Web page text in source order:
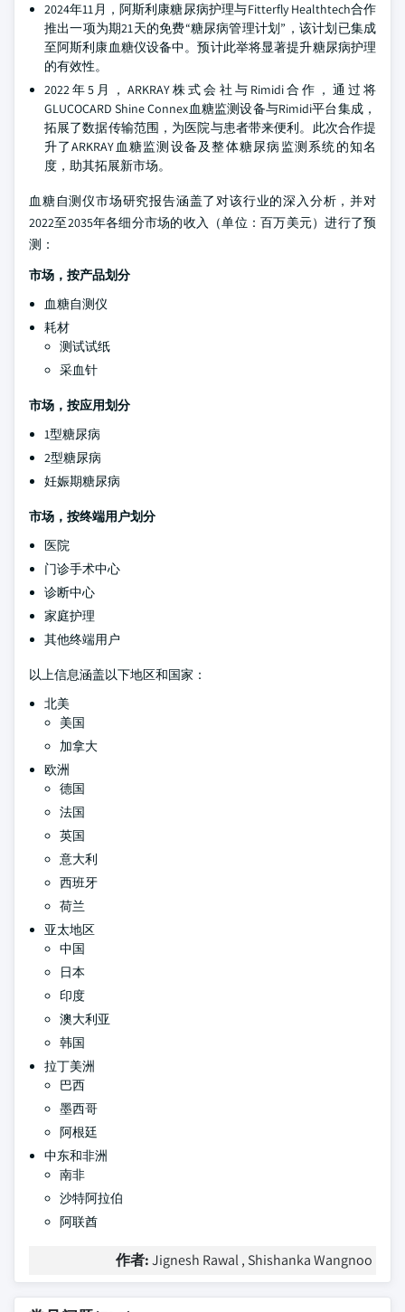
2024年11月，阿斯利康糖尿病护理与Fitterfly Healthtech合作
推出一项为期21天的免费“糖尿病管理计划”，该计划已集成
至阿斯利康血糖仪设备中。预计此举将显著提升糖尿病护理
的有效性。
2022年5月，ARKRAY株式会社与Rimidi合作，通过将
GLUCOCARD Shine Connex血糖监测设备与Rimidi平台集成，
拓展了数据传输范围，为医院与患者带来便利。此次合作提
升了ARKRAY血糖监测设备及整体糖尿病监测系统的知名
度，助其拓展新市场。
血糖自测仪市场研究报告涵盖了对该行业的深入分析，并对
2022至2035年各细分市场的收入（单位：百万美元）进行了预
测：
市场，按产品划分
血糖自测仪
耗材
测试试纸
采血针
市场，按应用划分
1型糖尿病
2型糖尿病
妊娠期糖尿病
市场，按终端用户划分
医院
门诊手术中心
诊断中心
家庭护理
其他终端用户
以上信息涵盖以下地区和国家：
北美
美国
加拿大
欧洲
德国
法国
英国
意大利
西班牙
荷兰
亚太地区
中国
日本
印度
澳大利亚
韩国
拉丁美洲
巴西
墨西哥
阿根廷
中东和非洲
南非
沙特阿拉伯
阿联酋
作者:Jignesh Rawal , Shishanka Wangnoo